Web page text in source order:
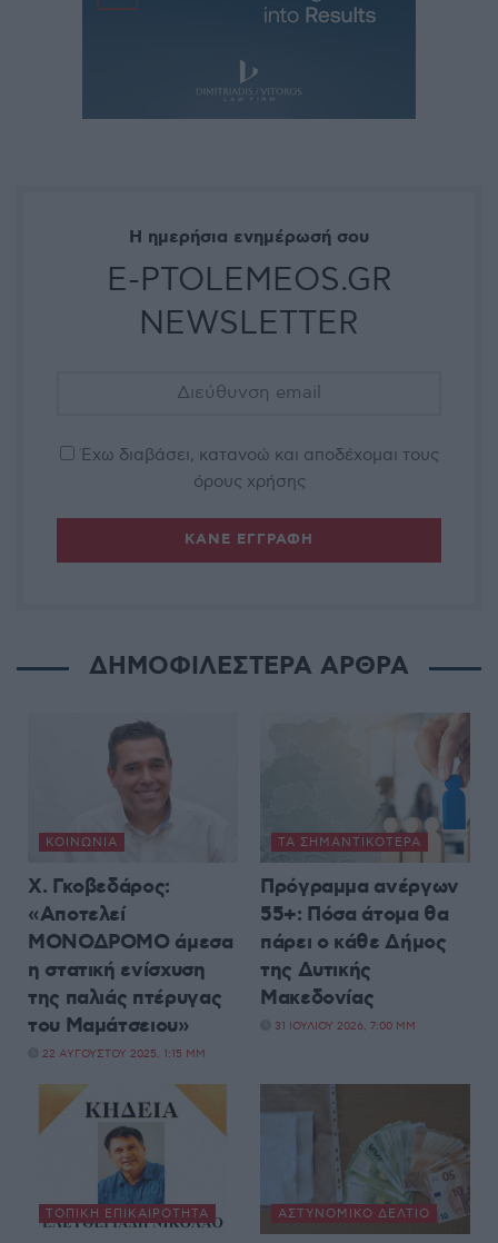
Η ημερήσια ενημέρωσή σου
E-PTOLEMEOS.GR
NEWSLETTER
Έχω διαβάσει, κατανοώ και αποδέχομαι τους
όρους χρήσης
ΔΗΜΟΦΙΛΕΣΤΕΡΑ ΑΡΘΡΑ
ΚΟΙΝΩΝΊΑ
Χ. Γκοβεδάρος:
«Αποτελεί
ΜΟΝΟΔΡΟΜΟ άμεσα
η στατική ενίσχυση
της παλιάς πτέρυγας
του Μαμάτσειου»
22 ΑΥΓΟΎΣΤΟΥ 2025, 1:15 ΜΜ
ΤΑ ΣΗΜΑΝΤΙΚΟΤΕΡΑ
Πρόγραμμα ανέργων
55+: Πόσα άτομα θα
πάρει ο κάθε Δήμος
της Δυτικής
Μακεδονίας
31 ΙΟΥΛΊΟΥ 2026, 7:00 ΜΜ
ΤΟΠΙΚΉ ΕΠΙΚΑΙΡΌΤΗΤΑ ΑΣΤΥΝΟΜΙΚΌ ΔΕΛΤΊΟ